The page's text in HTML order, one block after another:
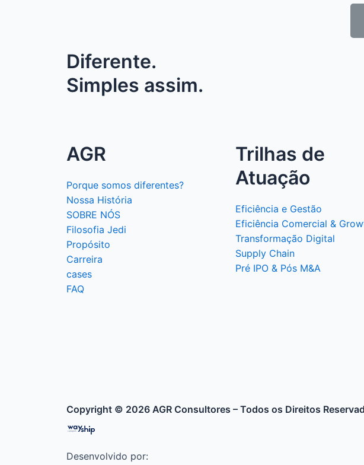
Diferente.
Simples assim.
AGR
Porque somos diferentes?
Nossa História
SOBRE NÓS
Filosofia Jedi
Propósito
Carreira
cases
FAQ
Trilhas de
Atuação
Eficiência e Gestão
Eficiência Comercial &
Transformação Digital
Supply Chain
Pré IPO & Pós M&A
Copyright © 2026 AGR Consultores – Todos os Direitos
Desenvolvido por: